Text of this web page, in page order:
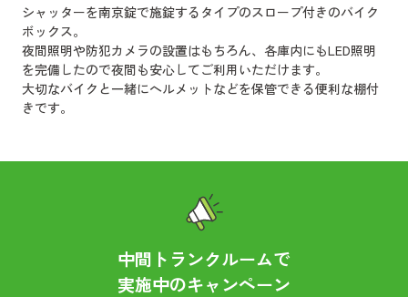
シャッターを南京錠で施錠するタイプのスロープ付きのバイク
ボックス。
夜間照明や防犯カメラの設置はもちろん、各庫内にもLED照明
を完備したので夜間も安心してご利用いただけます。
大切なバイクと一緒にヘルメットなどを保管できる便利な棚付
きです。
中間トランクルームで
実施中のキャンペーン